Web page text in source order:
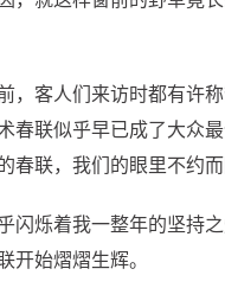
，客人们来访时都有许
春联似乎早已成了大众
联，我们的眼里不约
闪烁着我一整年的坚持
开始熠熠生辉。